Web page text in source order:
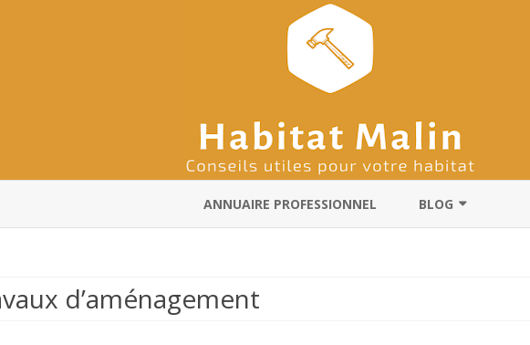
to
ANNUAIRE PROFESSIONNEL BLOG
d’aménagement